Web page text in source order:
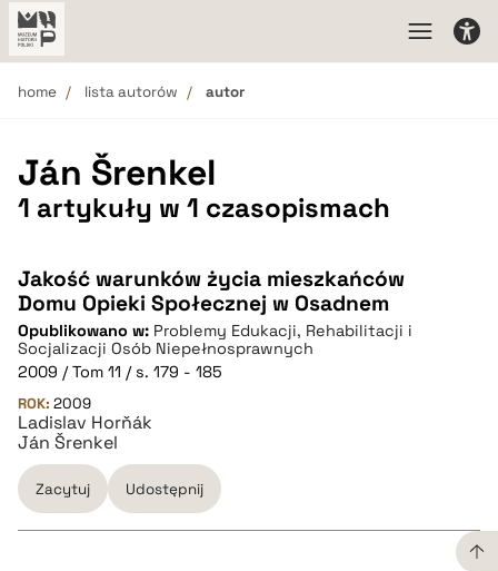
home lista autorów autor
Ján Šrenkel
1 artykuły w 1 czasopismach
Jakość warunków życia mieszkańców
Domu Opieki Społecznej w Osadnem
Opublikowano w: Problemy Edukacji, Rehabilitacji i
Socjalizacji Osób Niepełnosprawnych
2009 / Tom 11 / s. 179 - 185
ROK: 2009
Ladislav Horňák
Ján Šrenkel
Zacytuj Udostępnij